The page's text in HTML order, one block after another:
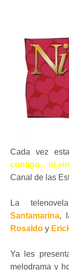
Cada vez
contigo... ni
Canal de las
La
Santamarina,
Rosaldo y
Ya les
melodrama y